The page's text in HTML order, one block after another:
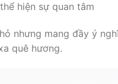
hiện sự quan tâm
nhưng mang đầy ý
quê hương.